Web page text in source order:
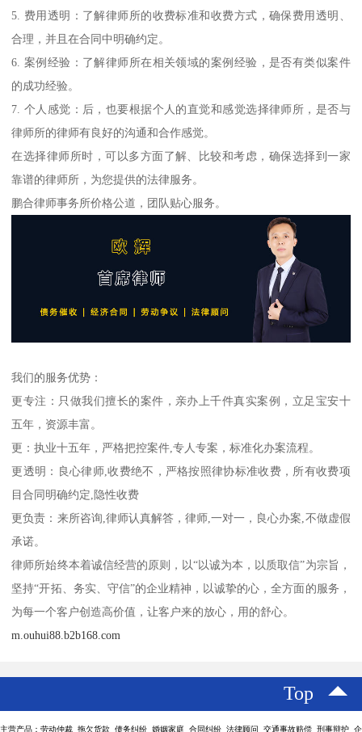
5. 费用透明：了解律师所的收费标准和收费方式，确保费用透明、
合理，并且在合同中明确约定。
6. 案例经验：了解律师所在相关领域的案例经验，是否有类似案件
的成功经验。
7. 个人感觉：后，也要根据个人的直觉和感觉选择律师所，是否与
律师所的律师有良好的沟通和合作感觉。
在选择律师所时，可以多方面了解、比较和考虑，确保选择到一家
靠谱的律师所，为您提供的法律服务。
鹏合律师事务所价格公道，团队贴心服务。
我们的服务优势：
更专注：只做我们擅长的案件，亲办上千件真实案例，立足宝安十
五年，资源丰富。
更：执业十五年，严格把控案件,专人专案，标准化办案流程。
更透明：良心律师,收费绝不，严格按照律协标准收费，所有收费项
目合同明确约定,隐性收费
更负责：来所咨询,律师认真解答，律师,一对一，良心办案,不做虚假
承诺。
律师所始终本着诚信经营的原则，以“以诚为本，以质取信”为宗旨，
坚持“开拓、务实、守信”的企业精神，以诚挚的心，全方面的服务，
为每一个客户创造高价值，让客户来的放心，用的舒心。
m.ouhui88.b2b168.com
Top
主营产品：劳动仲裁 拖欠货款 债务纠纷 婚姻家庭 合同纠纷 法律顾问 交通事故赔偿 刑事辩护 企